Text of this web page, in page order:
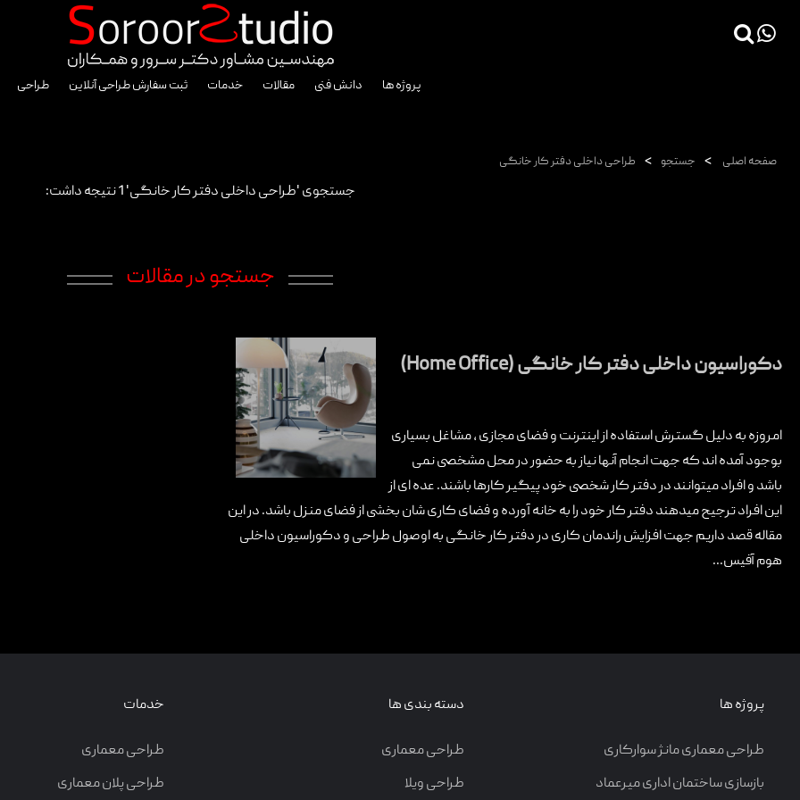
پروژه ها دانش فنی مقالات خدمات ثبت سفارش طراحی آنلاین طراحی
×
دانش فنی
صفحه اصلی > جستجو > طراحی داخلی دفتر کار خانگی
جستجوی 'طراحی داخلی دفتر کار خانگی' 1 نتیجه داشت:
جستجو در مقالات
دکوراسیون داخلی دفتر کار خانگی (Home Office)
امروزه به دلیل گسترش استفاده از اینترنت و فضای مجازی ، مشاغل بسیاری
بوجود آمده اند که جهت انجام آنها نیاز به حضور در محل مشخصی نمی
باشد و افراد میتوانند در دفتر کار شخصی خود پیگیر کارها باشند. عده ای از
این افراد ترجیح میدهند دفتر کار خود را به خانه آورده و فضای کاری شان بخشی از فضای منزل باشد. در این
مقاله قصد داریم جهت افزایش راندمان کاری در دفتر کار خانگی به اوصول طراحی و دکوراسیون داخلی
هوم آفیس...
پروژه ها
طراحی معماری مانژ سوارکاری
بازسازی ساختمان اداری میرعماد
دسته بندی ها
طراحی معماری
طراحی ویلا
خدمات
طراحی معماری
طراحی پلان معماری